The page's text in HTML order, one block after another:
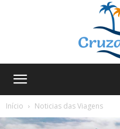
Início
Noticias das Viagens